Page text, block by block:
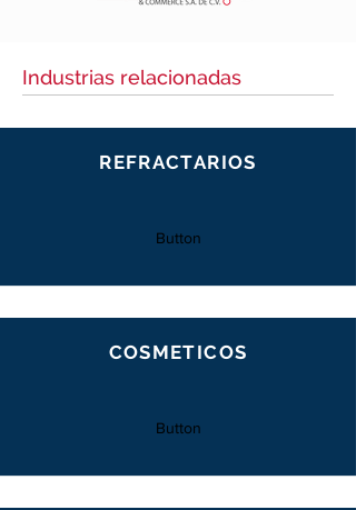
Industrias relacionadas
REFRACTARIOS
Button
COSMETICOS
Button